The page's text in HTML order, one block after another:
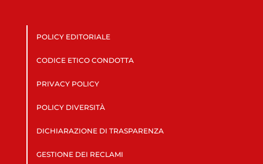
POLICY EDITORIALE
CODICE ETICO CONDOTTA
PRIVACY POLICY
POLICY DIVERSITÀ
DICHIARAZIONE DI TRASPARENZA
GESTIONE DEI RECLAMI